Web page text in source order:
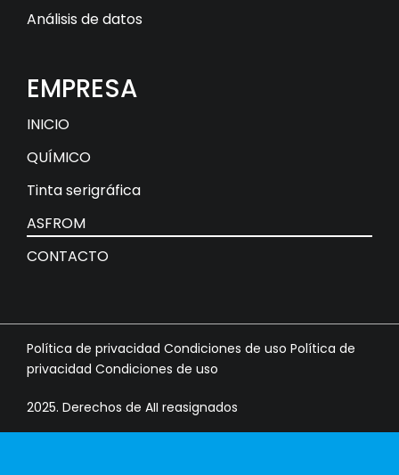
Análisis de datos
EMPRESA
INICIO
QUÍMICO
Tinta serigráfica
ASFROM
CONTACTO
Política de privacidad Condiciones de uso Política de
privacidad Condiciones de uso
2025. Derechos de AII reasignados